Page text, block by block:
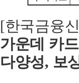
[한국금융
가운데 카
다양성, 보